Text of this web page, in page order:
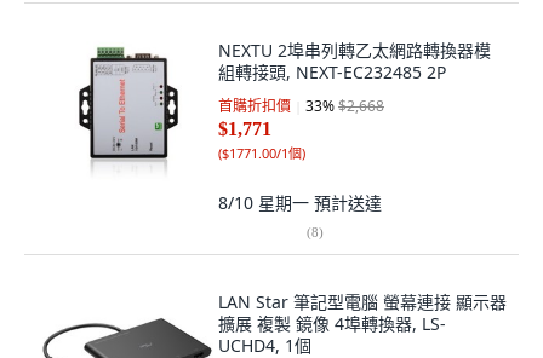
NEXTU 2埠串列轉乙太網路轉換器模
組轉接頭, NEXT-EC232485 2P
首購折扣價 33%$2,668
$1,771
($1771.00/1個)
8/10 星期一 預計送達
(8)
LAN Star 筆記型電腦 螢幕連接 顯示器
擴展 複製 鏡像 4埠轉換器, LS-
UCHD4, 1個